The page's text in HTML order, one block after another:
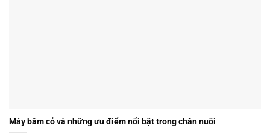
Máy băm cỏ và những ưu điểm nổi bật trong chăn nuôi